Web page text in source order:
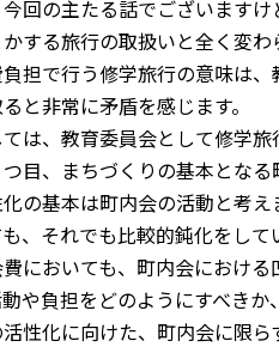
回の主たる話でございます
する旅行の取扱いと全く変
担で行う修学旅行の意味は
と非常に矛盾を感じます。
は、教育委員会として修学旅
目、まちづくりの基本となる
の基本は町内会の活動と考
、それでも比較的鈍化をして
においても、町内会におけ
や負担をどのようにすべき
性化に向けた、町内会に限